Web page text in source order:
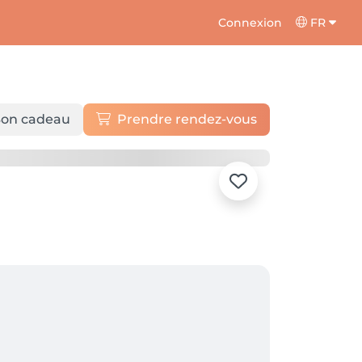
Connexion FR
cadeau Prendre rendez-vous